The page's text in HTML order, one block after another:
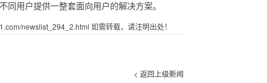
用户提供一整套面向用户的解决方案。
newslist_294_2.html 如需转载，请注明出处！
< 返回上级新闻